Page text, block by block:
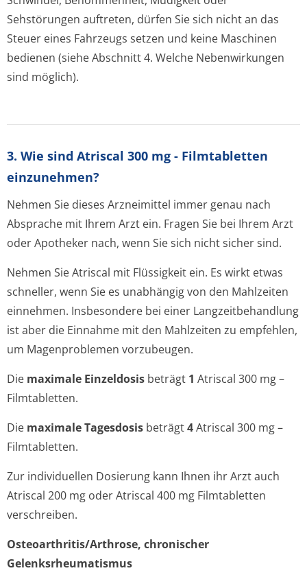
Sehstörungen auftreten, dürfen Sie sich nicht an das
Steuer eines Fahrzeugs setzen und keine Maschinen
bedienen (siehe Abschnitt 4. Welche Nebenwirkungen
sind möglich).
3. Wie sind Atriscal 300 mg - Filmtabletten
einzunehmen?
Nehmen Sie dieses Arzneimittel immer genau nach
Absprache mit Ihrem Arzt ein. Fragen Sie bei Ihrem Arzt
oder Apotheker nach, wenn Sie sich nicht sicher sind.
Nehmen Sie Atriscal mit Flüssigkeit ein. Es wirkt etwas
schneller, wenn Sie es unabhängig von den Mahlzeiten
einnehmen. Insbesondere bei einer Langzeitbehandlung
ist aber die Einnahme mit den Mahlzeiten zu empfehlen,
um Magenproblemen vorzubeugen.
Die maximale Einzeldosis beträgt 1 Atriscal 300 mg –
Filmtabletten.
Die maximale Tagesdosis beträgt4Atriscal 300 mg –
Filmtabletten.
Zur individuellen Dosierung kann Ihnen ihr Arzt auch
Atriscal 200 mg oder Atriscal 400 mg Filmtabletten
verschreiben.
Osteoarthritis/Ar­throse, chronischer
Gelenksrheuma­tismus